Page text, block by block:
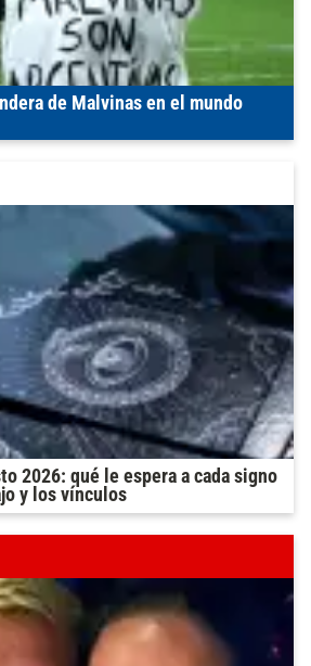
de Malvinas en el mundo
2026: qué le espera a cada signo
y los vínculos